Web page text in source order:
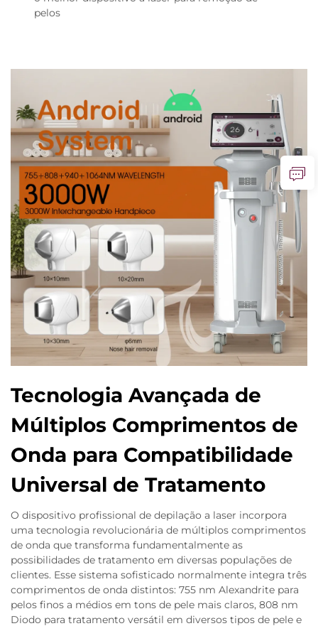
pelos
Tecnologia Avançada de
Múltiplos Comprimentos de
Onda para Compatibilidade
Universal de Tratamento
O dispositivo profissional de depilação a laser incorpora
uma tecnologia revolucionária de múltiplos comprimentos
de onda que transforma fundamentalmente as
possibilidades de tratamento em diversas populações de
clientes. Esse sistema sofisticado normalmente integra três
comprimentos de onda distintos: 755 nm Alexandrite para
pelos finos a médios em tons de pele mais claros, 808 nm
Diodo para tratamento versátil em diversos tipos de pele e